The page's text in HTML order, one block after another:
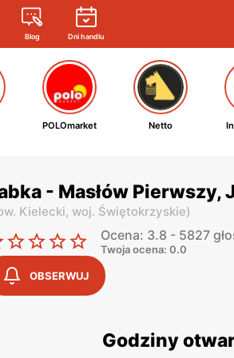
Blog Dni handlu
POLOmarket Netto
- Masłów Pierwszy,
Kielecki, woj. Świętokrzyskie)
Ocena: 3.8 - 5827
Twoja ocena: 0.0
OBSERWUJ
Godziny